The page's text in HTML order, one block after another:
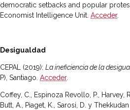
democratic setbacks and popular
Economist Intelligence Unit. Acceder.
Desigualdad
CEPAL (2019): La ineficiencia de la
P), Santiago. Acceder.
Coffey, C., Espinoza Revollo, P., Harvey,
Butt, A., Piaget, K., Sarosi, D. y